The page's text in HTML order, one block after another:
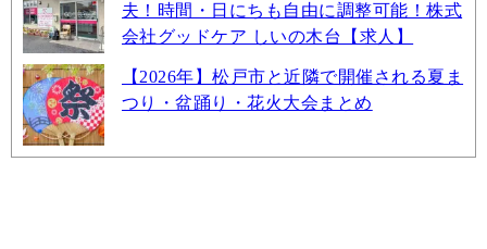
夫！時間・日にちも自由に調整可能！株式
会社グッドケア しいの木台【求人】
【2026年】松戸市と近隣で開催される夏ま
つり・盆踊り・花火大会まとめ